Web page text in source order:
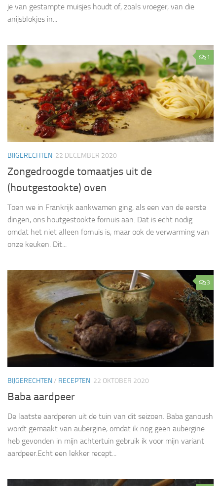
je van gestampte muisjes houdt of, zoals vroeger, van die
anijsblokjes in...
1
BIJGERECHTEN 22 DECEMBER 2020
Zongedroogde tomaatjes uit de
(houtgestookte) oven
Toen we in Frankrijk aankwamen ging, als een van de eerste
dingen, ons houtgestookte fornuis aan. Dat is echt nodig
omdat het niet alleen fornuis is, maar ook de verwarming van
onze keuken. Dit...
3
BIJGERECHTEN/ RECEPTEN 22 OKTOBER 2020
Baba aardpeer
De laatste aardperen uit de tuin van dit seizoen. Baba ganoush
wordt gemaakt van aubergine, omdat ik nog geen aubergine
heb gevonden in mijn achtertuin gebruik ik voor mijn variant
aardpeer.Echt een lekker recept...